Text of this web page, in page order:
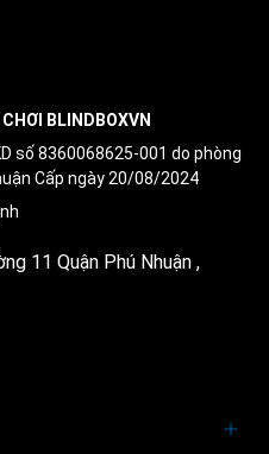
BLINDBOXVN
số 8360068625-001 do phòng
Cấp ngày 20/08/2024
11 Quận Phú Nhuận ,